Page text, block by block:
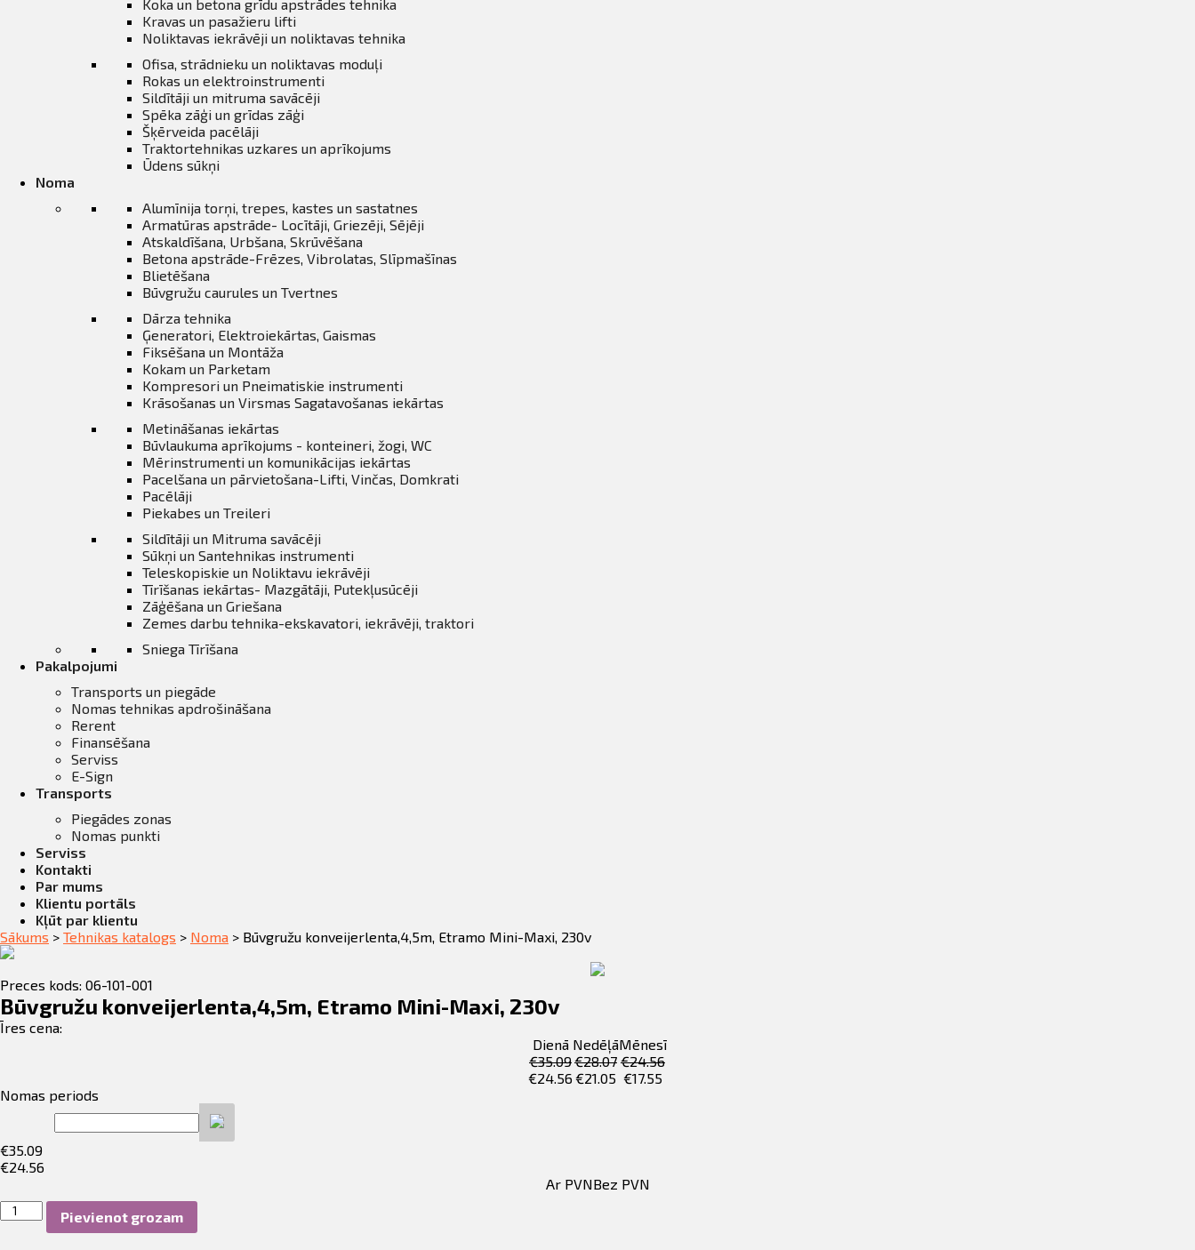
Koka un betona grīdu apstrādes tehnika
Kravas un pasažieru lifti
Noliktavas iekrāvēji un noliktavas tehnika
Ofisa, strādnieku un noliktavas moduļi
Rokas un elektroinstrumenti
Sildītāji un mitruma savācēji
Spēka zāģi un grīdas zāģi
Šķērveida pacēlāji
Traktortehnikas uzkares un aprīkojums
Ūdens sūkņi
Noma
Alumīnija torņi, trepes, kastes un sastatnes
Armatūras apstrāde- Locītāji, Griezēji, Sējēji
Atskaldīšana, Urbšana, Skrūvēšana
Betona apstrāde-Frēzes, Vibrolatas, Slīpmašīnas
Blietēšana
Būvgružu caurules un Tvertnes
Dārza tehnika
Ģeneratori, Elektroiekārtas, Gaismas
Fiksēšana un Montāža
Kokam un Parketam
Kompresori un Pneimatiskie instrumenti
Krāsošanas un Virsmas Sagatavošanas iekārtas
Metināšanas iekārtas
Būvlaukuma aprīkojums - konteineri, žogi, WC
Mērinstrumenti un komunikācijas iekārtas
Pacelšana un pārvietošana-Lifti, Vinčas, Domkrati
Pacēlāji
Piekabes un Treileri
Sildītāji un Mitruma savācēji
Sūkņi un Santehnikas instrumenti
Teleskopiskie un Noliktavu iekrāvēji
Tīrīšanas iekārtas- Mazgātāji, Putekļusūcēji
Zāģēšana un Griešana
Zemes darbu tehnika-ekskavatori, iekrāvēji, traktori
Sniega Tīrīšana
Pakalpojumi
Transports un piegāde
Nomas tehnikas apdrošināšana
Rerent
Finansēšana
Serviss
E-Sign
Transports
Piegādes zonas
Nomas punkti
Serviss
Kontakti
Par mums
Klientu portāls
Kļūt par klientu
Sākums > Tehnikas katalogs > Noma > Būvgružu konveijerlenta,4,5m, Etramo Mini-Maxi, 230v
Preces kods: 06-101-001
Būvgružu konveijerlenta,4,5m, Etramo Mini-Maxi, 230v
Īres cena:
Dienā
€35.09
€24.56
Nedēļā
€28.07
€21.05
Mēnesī
€24.56
€17.55
Nomas periods
€35.09
€24.56
Ar PVNBez PVN
Būvgružu
konveijerlenta,4,5m,
Pievienot grozam